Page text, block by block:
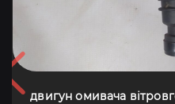
двигун омивача